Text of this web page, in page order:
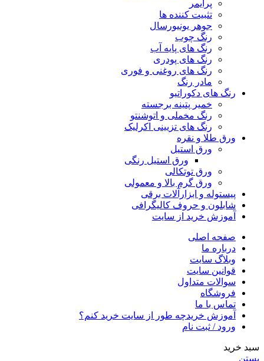
پرایمر
تثبیت کننده ها
جوهر یونیورسال
رنگ چوب
رنگ‌ های پایه آب
رنگ های پودری
رنگ‌ های روغنی و فوری
مادر رنگ
رنگ های دکوراتیو
خمیر پتینه برجسته
رنگ مخملی و اتوشنتو
رنگ های تزیینی اکرلیک
ورق طلا و نقره
ورق استیل
ورق استیل رنگی
ورق توتکالی
ورق گرم بالا و معمولی
پیستوله و ابزارآلات برقی
شابلون و حروف کالیگرافی
آموزش خرید از سایت
صفحه اصلی
درباره ما
وبلاگ سایت
قوانین سایت
سوالات متداول
فروشگاه
تماس با ما
آموزش خریدچه طور از سایت خرید کنم؟
ورود / ثبت نام
سبد خرید
بستن